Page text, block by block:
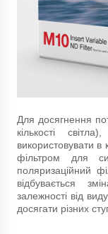
Для досягнення
кількості
використовувати в
фільтром для
поляризаційний
відбувається
залежності від
досягати різних